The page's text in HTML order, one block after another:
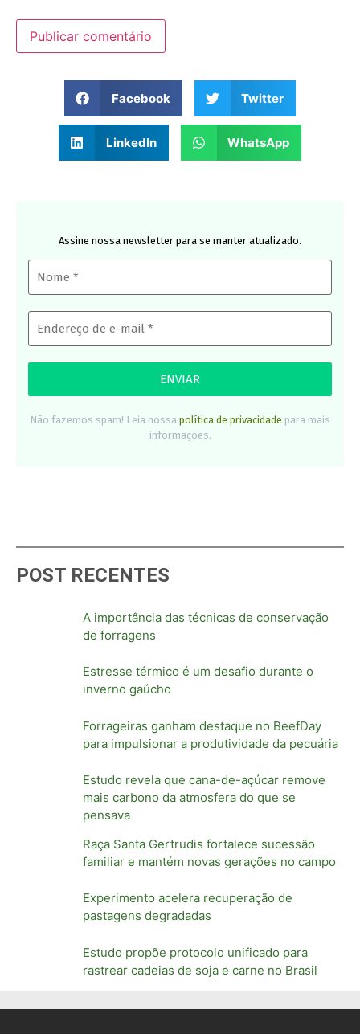
Facebook Twitter
LinkedIn WhatsApp
Assine nossa newsletter para se manter atualizado.
Não fazemos spam! Leia nossa política de privacidade para mais
informações.
POST RECENTES
A importância das técnicas de conservação
de forragens
Estresse térmico é um desafio durante o
inverno gaúcho
Forrageiras ganham destaque no BeefDay
para impulsionar a produtividade da pecuária
Estudo revela que cana-de-açúcar remove
mais carbono da atmosfera do que se
pensava
Raça Santa Gertrudis fortalece sucessão
familiar e mantém novas gerações no campo
Experimento acelera recuperação de
pastagens degradadas
Estudo propõe protocolo unificado para
rastrear cadeias de soja e carne no Brasil